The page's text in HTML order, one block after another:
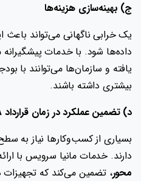
ج) بهینه‌سازی هزینه‌ها
یک خرابی ناگهانی می‌تواند
داده‌ها شود. با خدمات
یافته و سازمان‌ها می‌توانند با
بیشتری داشته باشند.
د) تضمین عملکرد در زمان قرارداد SLA
بسیاری از کسب‌وکارها نیاز به
دارند. خدمات مانیا سرویس با
محور، تضمین می‌کند که تجهیزات